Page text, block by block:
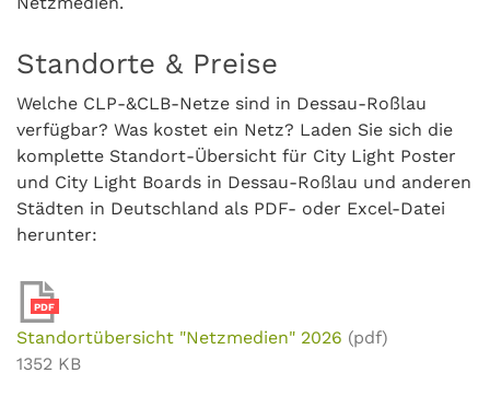
Standorte & Preise
Welche CLP-&CLB-Netze sind in Dessau-Roßlau
verfügbar? Was kostet ein Netz? Laden Sie sich die
komplette Standort-Übersicht für City Light Poster
und City Light Boards in Dessau-Roßlau und anderen
Städten in Deutschland als PDF- oder Excel-Datei
herunter:
PDF
Standortübersicht "Netzmedien" 2026 (pdf)
1352 KB